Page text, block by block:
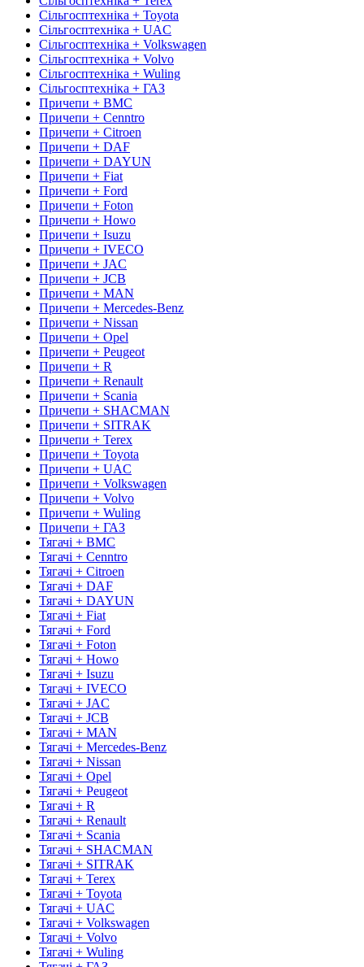
Сільгосптехніка + Toyota
Сільгосптехніка + UAC
Сільгосптехніка + Volkswagen
Сільгосптехніка + Volvo
Сільгосптехніка + Wuling
Сільгосптехніка + ГАЗ
Причепи + BMC
Причепи + Cenntro
Причепи + Citroen
Причепи + DAF
Причепи + DAYUN
Причепи + Fiat
Причепи + Ford
Причепи + Foton
Причепи + Howo
Причепи + Isuzu
Причепи + IVECO
Причепи + JAC
Причепи + JCB
Причепи + MAN
Причепи + Mercedes-Benz
Причепи + Nissan
Причепи + Opel
Причепи + Peugeot
Причепи + R
Причепи + Renault
Причепи + Scania
Причепи + SHACMAN
Причепи + SITRAK
Причепи + Terex
Причепи + Toyota
Причепи + UAC
Причепи + Volkswagen
Причепи + Volvo
Причепи + Wuling
Причепи + ГАЗ
Тягачі + BMC
Тягачі + Cenntro
Тягачі + Citroen
Тягачі + DAF
Тягачі + DAYUN
Тягачі + Fiat
Тягачі + Ford
Тягачі + Foton
Тягачі + Howo
Тягачі + Isuzu
Тягачі + IVECO
Тягачі + JAC
Тягачі + JCB
Тягачі + MAN
Тягачі + Mercedes-Benz
Тягачі + Nissan
Тягачі + Opel
Тягачі + Peugeot
Тягачі + R
Тягачі + Renault
Тягачі + Scania
Тягачі + SHACMAN
Тягачі + SITRAK
Тягачі + Terex
Тягачі + Toyota
Тягачі + UAC
Тягачі + Volkswagen
Тягачі + Volvo
Тягачі + Wuling